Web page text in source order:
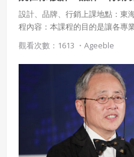
設計、品牌、行銷上課地點：東
程內容：本課程的目的是讓各專
何運用設計，如何建構品牌，如
計、品牌與行銷的基本觀念，及
來活動之間的關係，介紹二十一
行銷的發展現況與前瞻，並以食
為基礎，探討二十一世紀待開發
觀看次數：1613 ・ Ageeble
議內容。會員應協助相關程
支出（包括律師費用）、損
六、終止
會員違反本合約或本系統任
本合約終止後，會員不得對
償或賠償。
七、合意管轄
雙方合意專以臺灣臺北